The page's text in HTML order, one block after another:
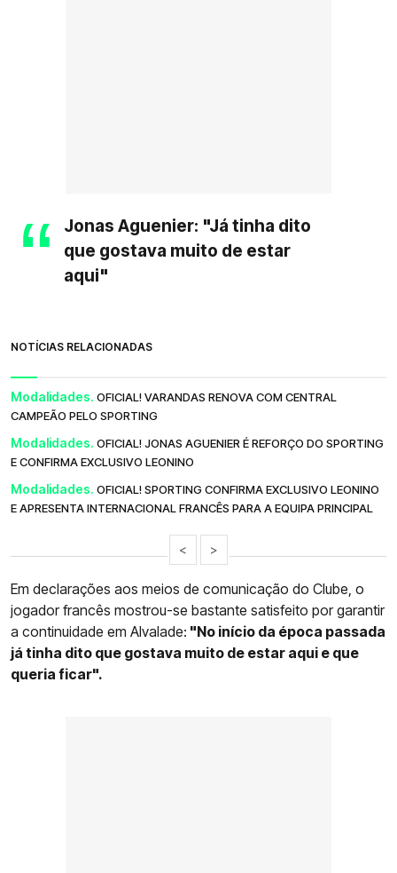
Jonas Aguenier: "Já tinha dito
que gostava muito de estar
aqui"
NOTÍCIAS RELACIONADAS
Modalidades. OFICIAL! VARANDAS RENOVA COM CENTRAL
CAMPEÃO PELO SPORTING
Modalidades. OFICIAL! JONAS AGUENIER É REFORÇO DO SPORTING
E CONFIRMA EXCLUSIVO LEONINO
Modalidades. OFICIAL! SPORTING CONFIRMA EXCLUSIVO LEONINO
E APRESENTA INTERNACIONAL FRANCÊS PARA A EQUIPA PRINCIPAL
< >
Em declarações aos meios de comunicação do Clube, o
jogador francês mostrou-se bastante satisfeito por garantir
a continuidade em Alvalade: "No início da época passada
já tinha dito que gostava muito de estar aqui e que
queria ficar".